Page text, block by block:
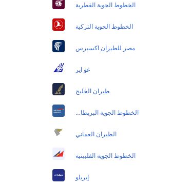
الخطوط الجوية القطرية
الخطوط الجوية التركية
مصر للطيران اكسبرس
غو اير
طيران الخليج
الخطوط الجوية البريطانية
الطيران العماني
الخطوط الجوية الفلبينية
إيربلو